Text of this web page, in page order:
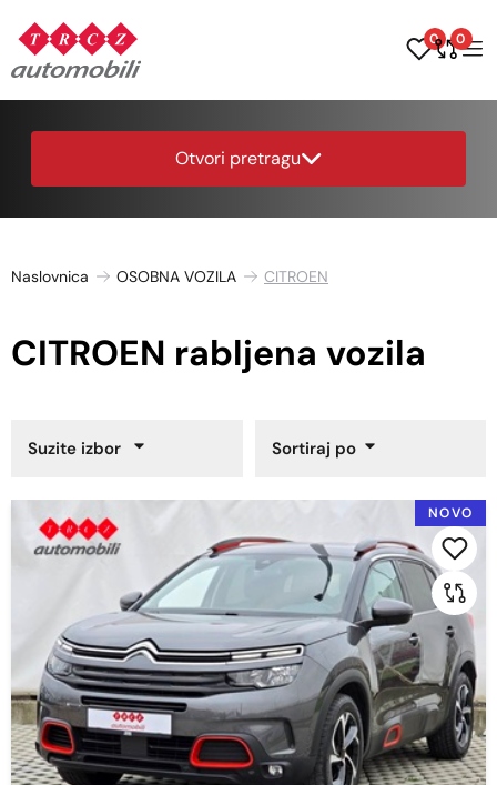
0 0
Otvori pretragu
Naslovnica OSOBNA VOZILA CITROEN
CITROEN rabljena vozila
Suzite izbor
2022
2019
Cijena
Sortiraj po
NOVO